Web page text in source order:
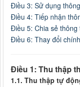
Điều 3: Sử dụng
Điều 4: Tiếp nhận
Điều 5: Chia sẻ
Điều 6: Thay đổi
Điều 1: Thu thập
1.1. Thu thập tự